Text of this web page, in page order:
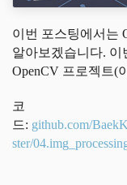
이번 포스팅에서는
알아보겠습니다. 이
OpenCV 프로젝트(
코
드: github.com/
ster/